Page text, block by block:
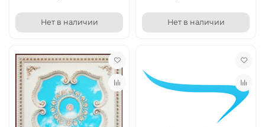
Нет в наличии Нет в наличии